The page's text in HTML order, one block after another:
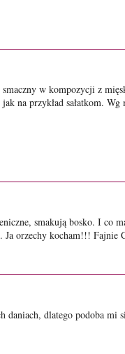
w kompozycji z
na przykład sałatkom.
smakują bosko. I co
orzechy kocham!!!
daniach, dlatego podoba mi